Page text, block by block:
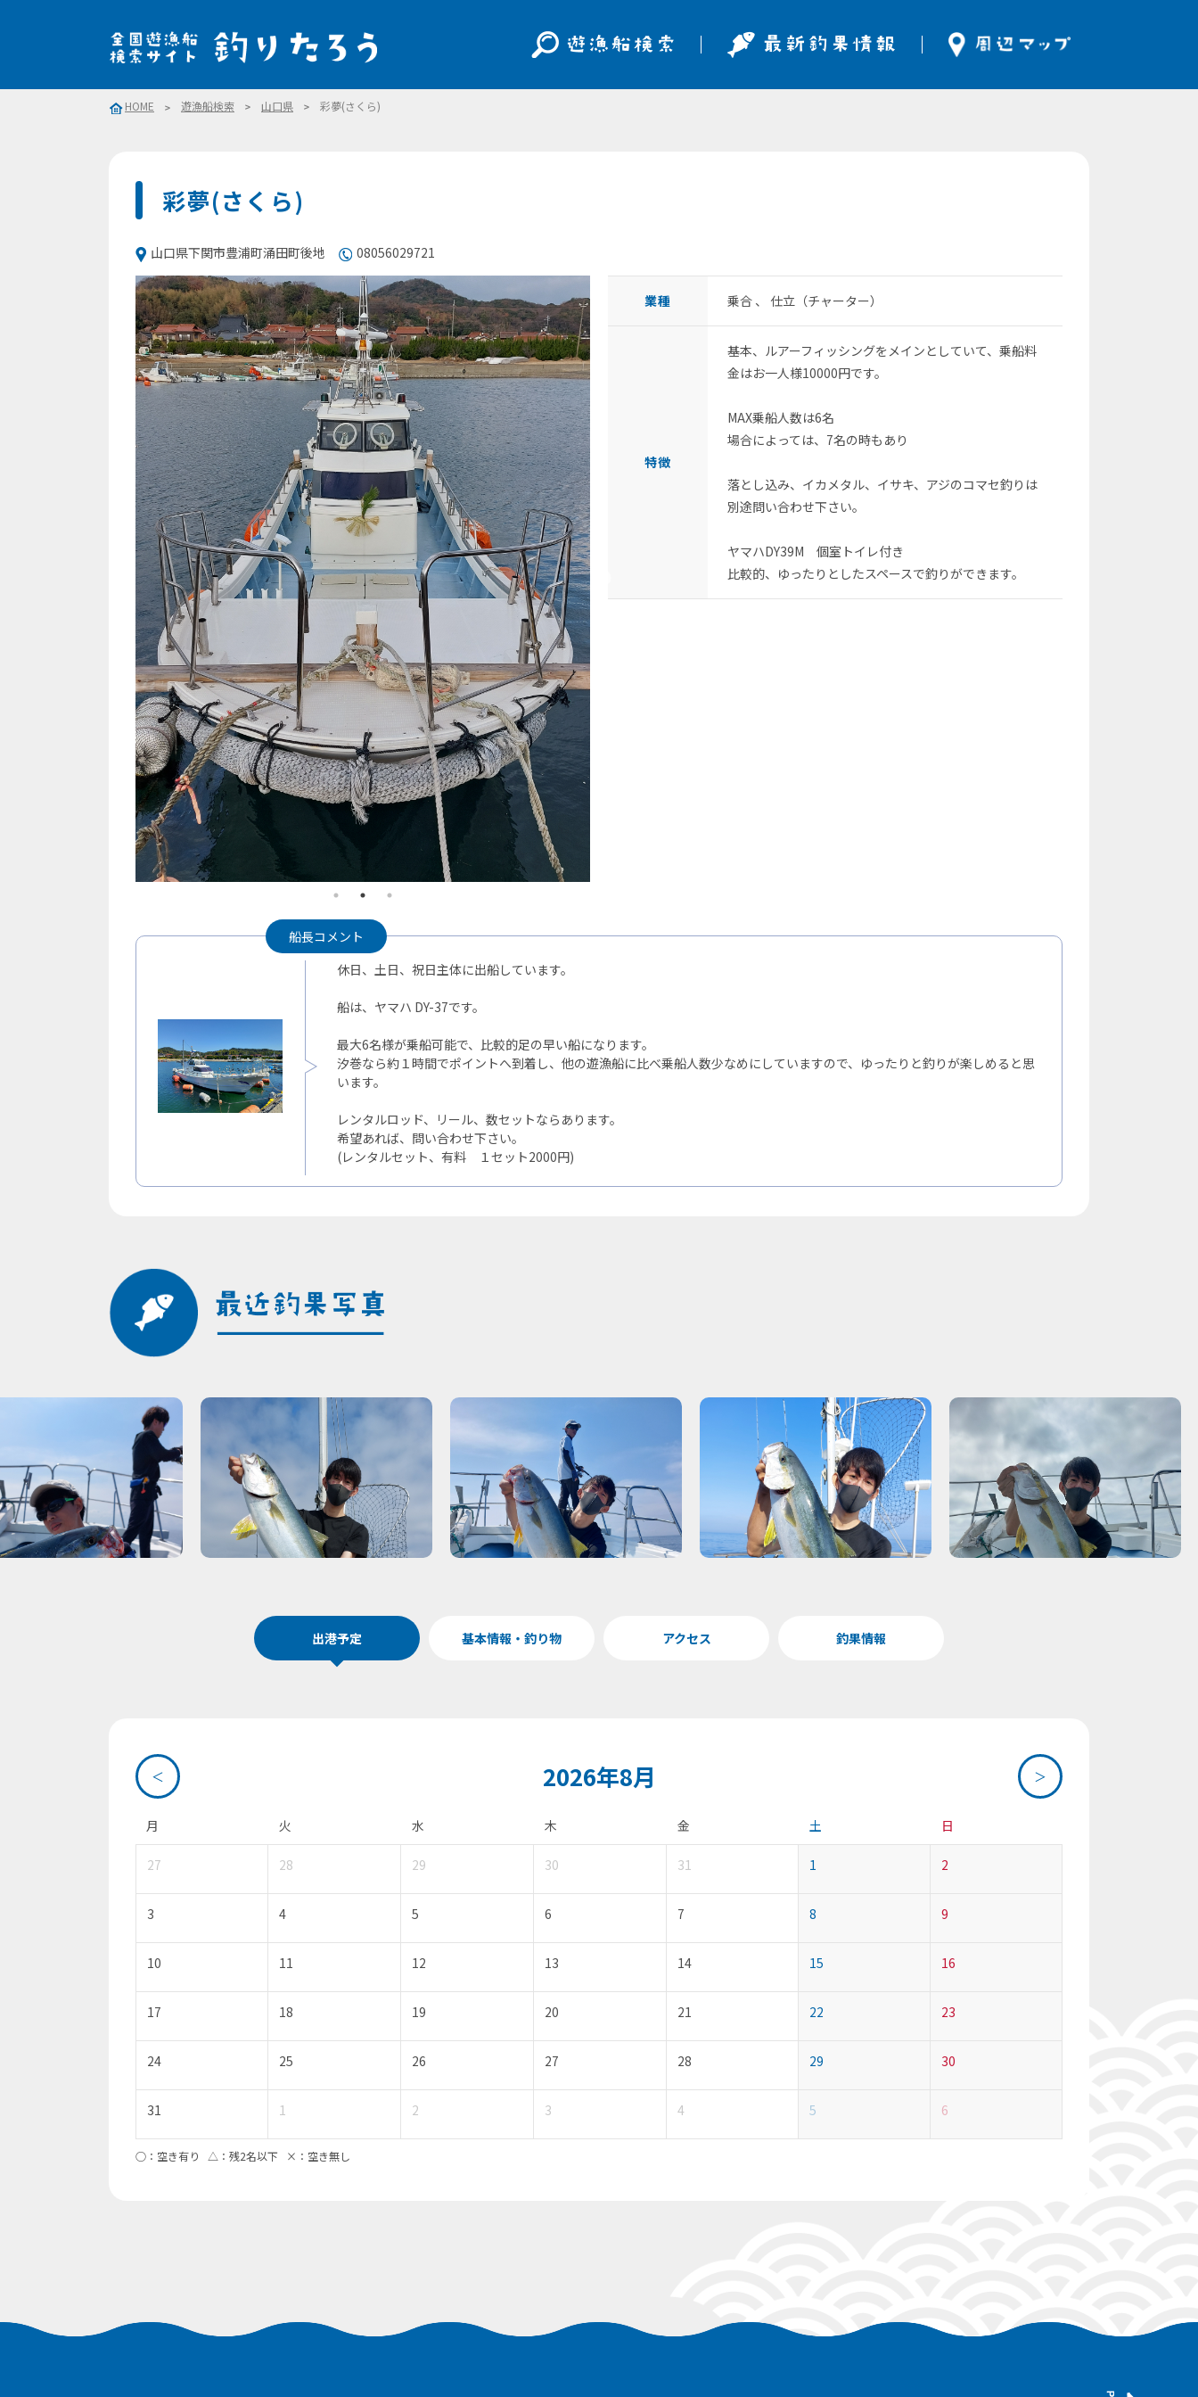
HOME 遊漁船検索 山口県 彩夢(さくら)
彩夢(さくら)
山口県下関市豊浦町涌田町後地 08056029721
業種 乗合 、 仕立（チャーター）
特徴
基本、ルアーフィッシングをメインとしていて、乗船料
金はお一人様10000円です。
MAX乗船人数は6名
場合によっては、7名の時もあり
落とし込み、イカメタル、イサキ、アジのコマセ釣りは
別途問い合わせ下さい。
ヤマハDY39M 個室トイレ付き
比較的、ゆったりとしたスペースで釣りができます。
船長コメント
休日、土日、祝日主体に出船しています。
船は、ヤマハ DY-37です。
最大6名様が乗船可能で、比較的足の早い船になります。
汐巻なら約１時間でポイントへ到着し、他の遊漁船に比べ乗船人数少なめにしていますので、ゆったりと釣りが楽しめると思
います。
レンタルロッド、リール、数セットならあります。
希望あれば、問い合わせ下さい。
(レンタルセット、有料 １セット2000円)
出港予定 基本情報・釣り物 アクセス 釣果情報
＜ 2026年8月 ＞
月 火 水 木 金 土 日
27 28 29 30 31 1 2
3 4 5 6 7 8 9
10 11 12 13 14 15 16
17 18 19 20 21 22 23
24 25 26 27 28 29 30
31 1 2 3 4 5 6
○：空き有り △：残2名以下 ×：空き無し